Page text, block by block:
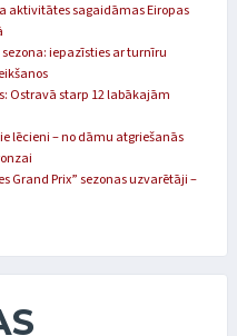
aktivitātes sagaidāmas Eiropas
iepazīsties ar turnīru
Ostravā starp 12 labākajām
lēcieni – no dāmu atgriešanās
Grand Prix” sezonas uzvarētāji –